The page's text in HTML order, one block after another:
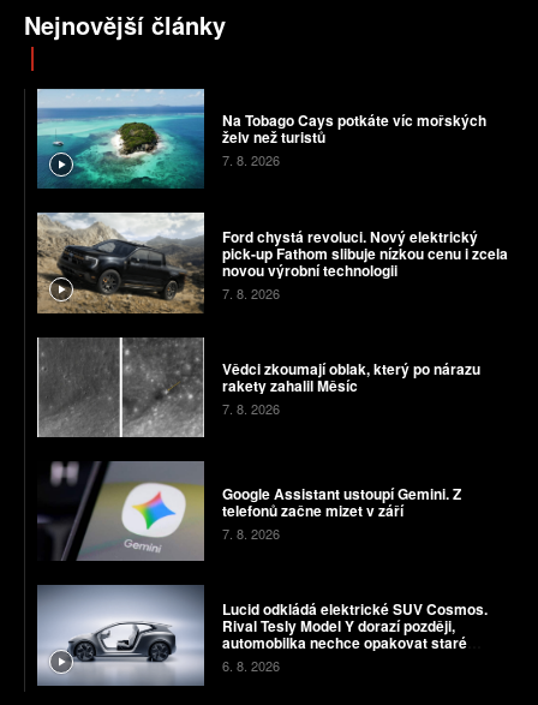
Nejnovější články
Na Tobago Cays potkáte víc mořských
želv než turistů
7. 8. 2026
Ford chystá revoluci. Nový elektrický
pick-up Fathom slibuje nízkou cenu i zcela
novou výrobní technologii
7. 8. 2026
Vědci zkoumají oblak, který po nárazu
rakety zahalil Měsíc
7. 8. 2026
Google Assistant ustoupí Gemini. Z
telefonů začne mizet v září
7. 8. 2026
Lucid odkládá elektrické SUV Cosmos.
Rival Tesly Model Y dorazí později,
automobilka nechce opakovat staré
chyby
6. 8. 2026